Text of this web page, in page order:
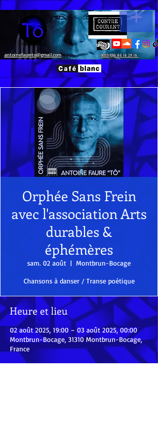
antoinefaureto@gmail.com 0033 (0)6 86 16 29 16
Orphée Sans Frein
avec l'association Arts
durables &
éphémères
sam. 02 août
  |
Montbrun-Bocage
Chansons à danser / Transe poétique
Heure et lieu
02 août 2025, 19:00 – 03 août 2025, 00:00
Montbrun-Bocage, 31310 Montbrun-Bocage,
France